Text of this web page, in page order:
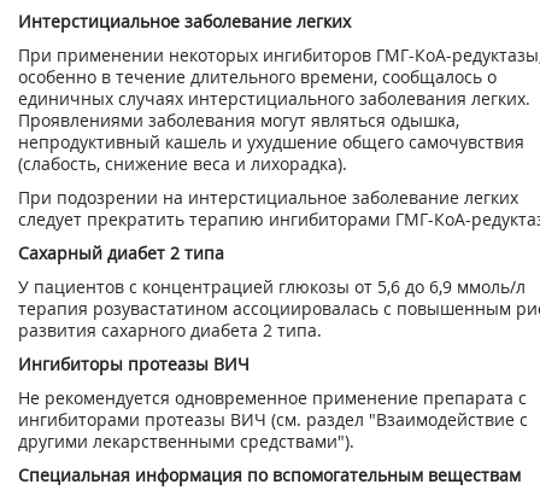
Интерстициальное заболевание легких
При применении некоторых ингибиторов ГМГ-КоА-
особенно в течение длительного времени, сообщалось о
единичных случаях интерстициального заболевания легких.
Проявлениями заболевания могут являться одышка,
непродуктивный кашель и ухудшение общего самочувствия
(слабость, снижение веса и лихорадка).
При подозрении на интерстициальное заболевание легких
следует прекратить терапию ингибиторами ГМГ-КоА-
Сахарный диабет 2 типа
У пациентов с концентрацией глюкозы от 5,6 до 6,9 ммоль/л
терапия розувастатином ассоциировалась с повышенным
развития сахарного диабета 2 типа.
Ингибиторы протеазы ВИЧ
Не рекомендуется одновременное применение препарата с
ингибиторами протеазы ВИЧ (см. раздел "Взаимодействие с
другими лекарственными средствами").
Специальная информация по вспомогательным веществам